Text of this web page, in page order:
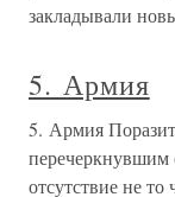
закладывали
5. Армия
5. Армия
перечеркнувшим
отсутствие не